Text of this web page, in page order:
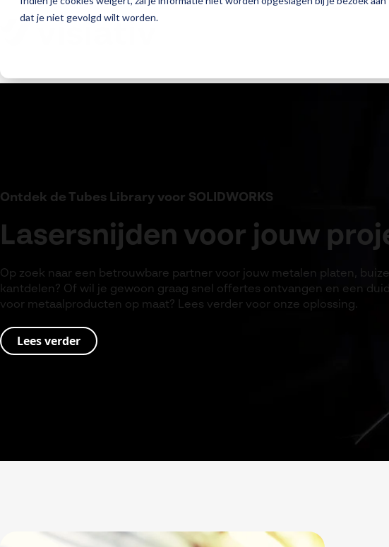
dat je niet gevolgd wilt worden.
Ontdek de Tubes Library voor SOLIDWORKS
Lasersnijden voor jouw
Op zoek naar een betrouwbare partner voor jouw metalen platen,
kantdelen? Of wil je gewoon graag snel offertes ontvangen en een
voor metaalproducten op maat? Lees verder voor onze oplossing.
Lees verder